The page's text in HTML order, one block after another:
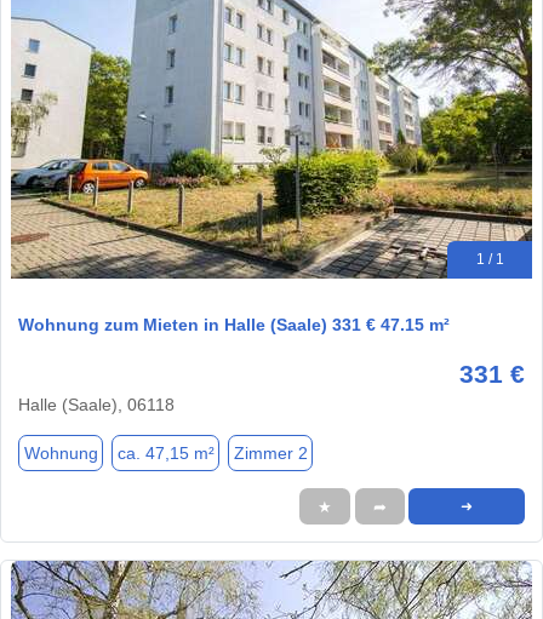
1 / 1
Wohnung zum Mieten in Halle (Saale) 331 € 47.15 m²
331 €
Halle (Saale), 06118
Wohnung ca. 47,15 m² Zimmer 2
★ ➦ ➜